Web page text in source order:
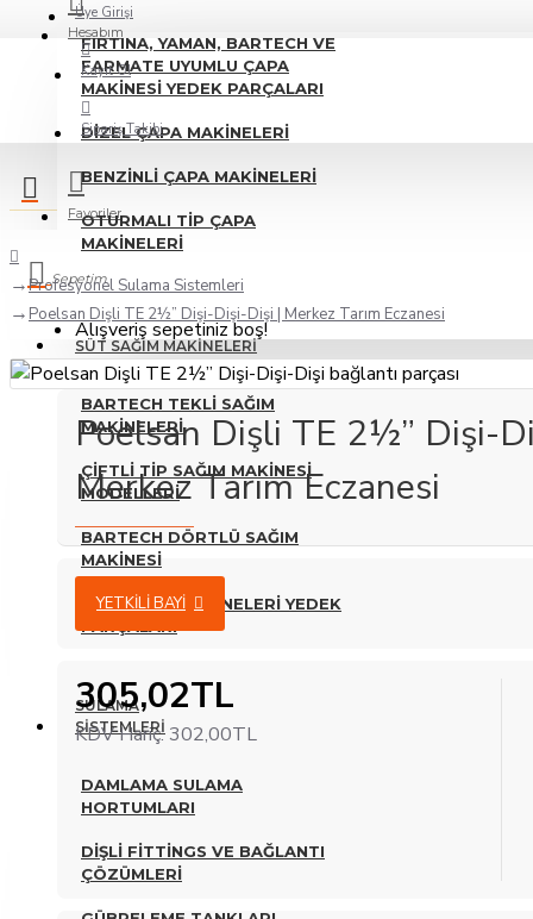
Hesabım
Favoriler
Sepetim
Alışveriş sepetiniz boş!
FIRTINA, YAMAN, BARTECH VE
FARMATE UYUMLU ÇAPA
MAKINESI YEDEK PARÇALARI
DIZEL ÇAPA MAKINELERI
BENZINLI ÇAPA MAKINELERI
OTURMALI TIP ÇAPA
MAKINELERI
SÜT SAĞIM MAKINELERI
BARTECH TEKLI SAĞIM
MAKINELERI
ÇIFTLI TIP SAĞIM MAKINESI
MODELLERI
BARTECH DÖRTLÜ SAĞIM
MAKINESI
SÜT SAĞIM MAKINELERI YEDEK
SULAMA
SISTEMLERI
DAMLAMA SULAMA
HORTUMLARI
DIŞLI FITTINGS VE BAĞLANTI
ÇÖZÜMLERI
Üye Girişi
Kayıt Ol
Sipariş Takibi
Profesyonel Sulama Sistemleri
Poelsan Dişli TE 2½” Dişi-Dişi-Dişi | Merkez Tarım Eczanesi
Poelsan Dişli TE 2½” Dişi-
Merkez Tarım Eczanesi
YETKILI BAYI
305,02TL
KDV Hariç:302,00TL